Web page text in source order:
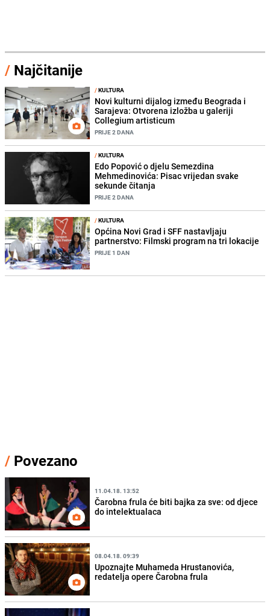
/ Najčitanije
/KULTURA
Novi kulturni dijalog između Beograda i
Sarajeva: Otvorena izložba u galeriji
Collegium artisticum
PRIJE 2 DANA
/KULTURA
Edo Popović o djelu Semezdina
Mehmedinovića: Pisac vrijedan svake
sekunde čitanja
PRIJE 2 DANA
/KULTURA
Općina Novi Grad i SFF nastavljaju
partnerstvo: Filmski program na tri lokacije
PRIJE 1 DAN
/ Povezano
11.04.18. 13:52
Čarobna frula će biti bajka za sve: od djece
do intelektualaca
08.04.18. 09:39
Upoznajte Muhameda Hrustanovića,
redatelja opere Čarobna frula